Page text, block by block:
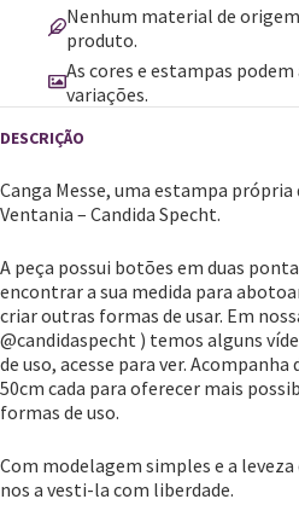
Nenhum material de
produto.
As cores e estampas
variações.
Canga Messe, uma estampa própria
Ventania – Candida Specht.
A peça possui botões em duas
encontrar a sua medida para
criar outras formas de usar. Em
@candidaspecht ) temos alguns
de uso, acesse para ver.
50cm cada para oferecer mais
formas de uso.
Com modelagem simples e a leveza
nos a vesti-la com liberdade.